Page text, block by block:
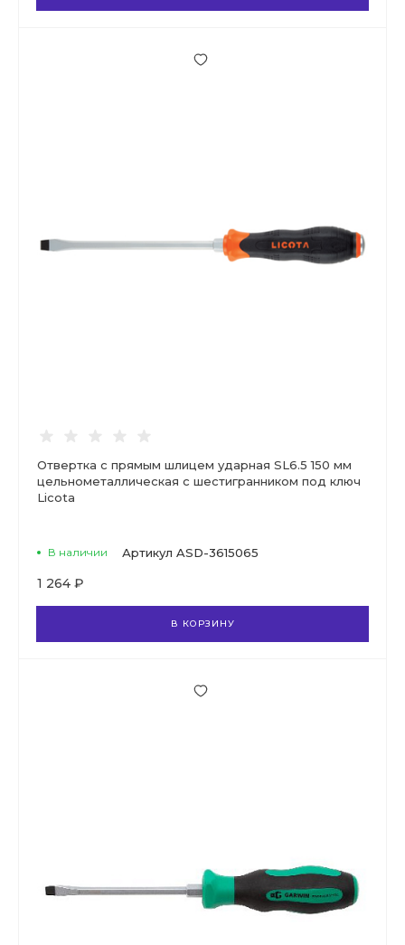
Отвертка с прямым шлицем ударная SL6.5 150 мм
цельнометаллическая с шестигранником под ключ
Licota
В наличии Артикул ASD-3615065
1 264 ₽
В КОРЗИНУ